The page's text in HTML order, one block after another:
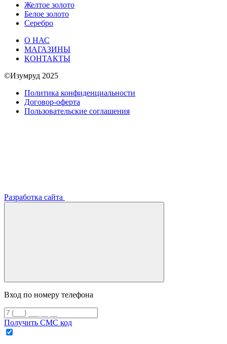
Желтое золото
Белое золото
Серебро
О НАС
МАГАЗИНЫ
КОНТАКТЫ
©Изумруд 2025
Политика конфиденциальности
Договор-оферта
Пользовательские соглашения
Разработка сайта
Вход по номеру телефона
Получить СМС код